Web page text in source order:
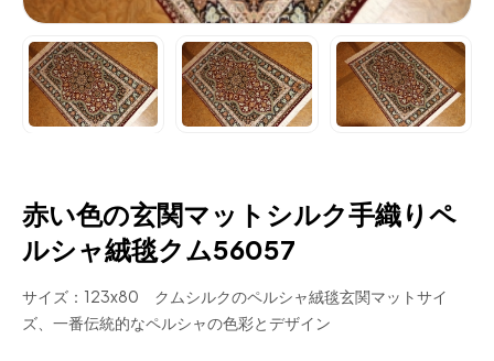
赤い色の玄関マットシルク手織りペ
ルシャ絨毯クム56057
サイズ：123x80 クムシルクのペルシャ絨毯玄関マットサイ
ズ、一番伝統的なペルシャの色彩とデザイン